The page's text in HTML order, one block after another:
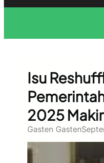
Isu
2025
Gasten Gasten